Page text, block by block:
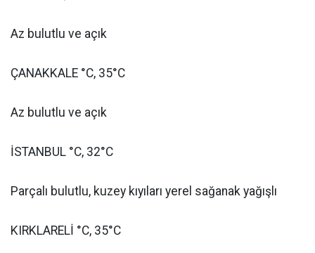
Az bulutlu ve açık
ÇANAKKALE °C, 35°C
Az bulutlu ve açık
İSTANBUL °C, 32°C
Parçalı bulutlu, kuzey kıyıları yerel sağanak yağışlı
KIRKLARELİ °C, 35°C